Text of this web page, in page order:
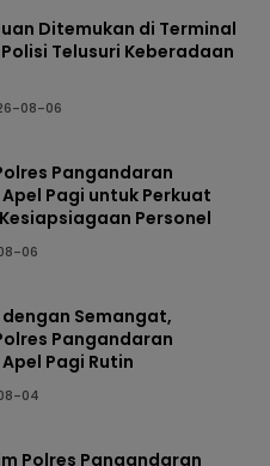
Ditemukan di Terminal
Telusuri Keberadaan
08-06
Pangandaran
Pagi untuk Perkuat
Personel
06
Semangat,
Pangandaran
Pagi Rutin
04
Polres Pangandaran